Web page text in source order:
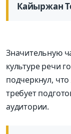
Кайыржан
Значительную
культуре речи
подчеркнул,
требует
аудитории.